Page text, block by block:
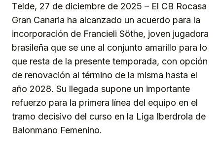
Telde, 27 de diciembre de 2025 – El CB Rocasa
Gran Canaria ha alcanzado un acuerdo para la
incorporación de Francieli Söthe, joven jugadora
brasileña que se une al conjunto amarillo para lo
que resta de la presente temporada, con opción
de renovación al término de la misma hasta el
año 2028. Su llegada supone un importante
refuerzo para la primera línea del equipo en el
tramo decisivo del curso en la Liga Iberdrola de
Balonmano Femenino.